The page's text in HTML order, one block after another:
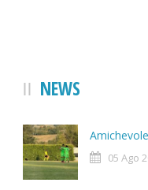
NEWS
05 Ago